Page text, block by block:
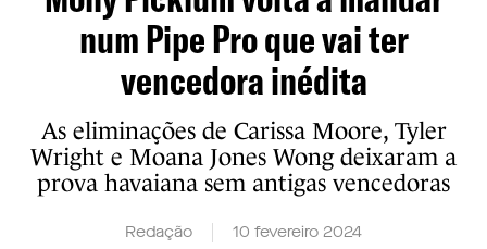
num Pipe Pro que vai ter
vencedora inédita
As eliminações de Carissa Moore, Tyler
Wright e Moana Jones Wong deixaram a
prova havaiana sem antigas vencedoras
Redação 10 fevereiro 2024